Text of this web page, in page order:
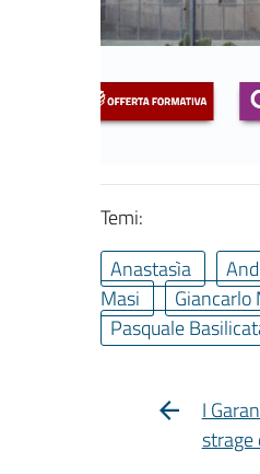
Temi:
Anastasìa
Masi
Giancarlo
Pasquale
I
strage